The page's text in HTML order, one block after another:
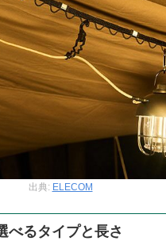
出典: ELECOM
べるタイプと長さ